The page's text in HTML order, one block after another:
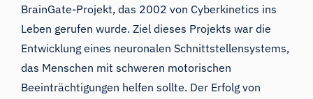
BrainGate-Projekt, das 2002 von Cyberkinetics ins
Leben gerufen wurde. Ziel dieses Projekts war die
Entwicklung eines neuronalen Schnittstellensystems,
das Menschen mit schweren motorischen
Beeinträchtigungen helfen sollte. Der Erfolg von